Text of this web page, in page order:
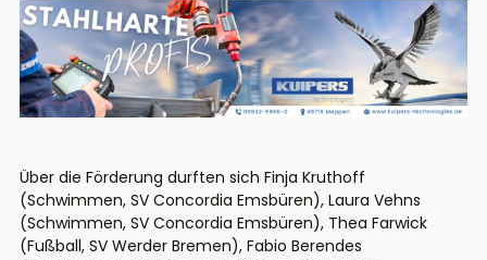
Über die Förderung durften sich Finja Kruthoff
(Schwimmen, SV Concordia Emsbüren), Laura Vehns
(Schwimmen, SV Concordia Emsbüren), Thea Farwick
(Fußball, SV Werder Bremen), Fabio Berendes